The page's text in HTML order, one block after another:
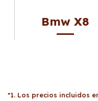
Bmw X8
*1. Los precios incluidos